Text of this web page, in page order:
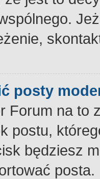
posty
Forum na to
postu,
będziesz
posta.